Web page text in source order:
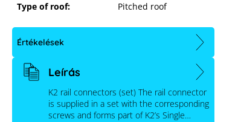
Type of roof:
Pitched roof
Értékelések
Leírás
K2 rail connectors (set) The rail connector
is supplied in a set with the corresponding
screws and forms part of K2’s Single…